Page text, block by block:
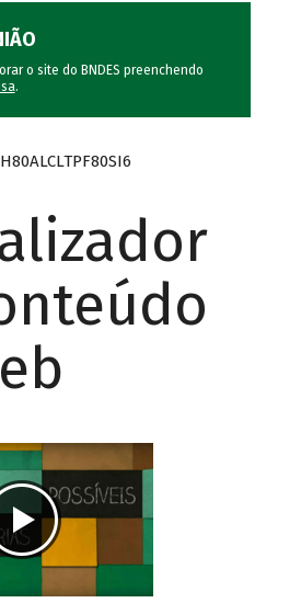
o site do BNDES preenchendo
.